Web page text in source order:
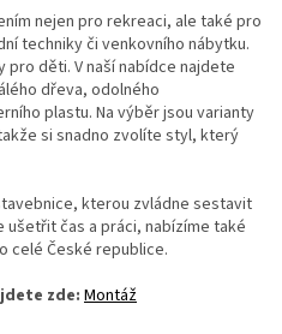
nejen pro rekreaci, ale také pro
techniky či venkovního nábytku.
děti. V naší nabídce najdete
dřeva, odolného
plastu. Na výběr jsou varianty
si snadno zvolíte styl, který
kterou zvládne sestavit
čas a práci, nabízíme také
celé České republice.
zde: Montáž